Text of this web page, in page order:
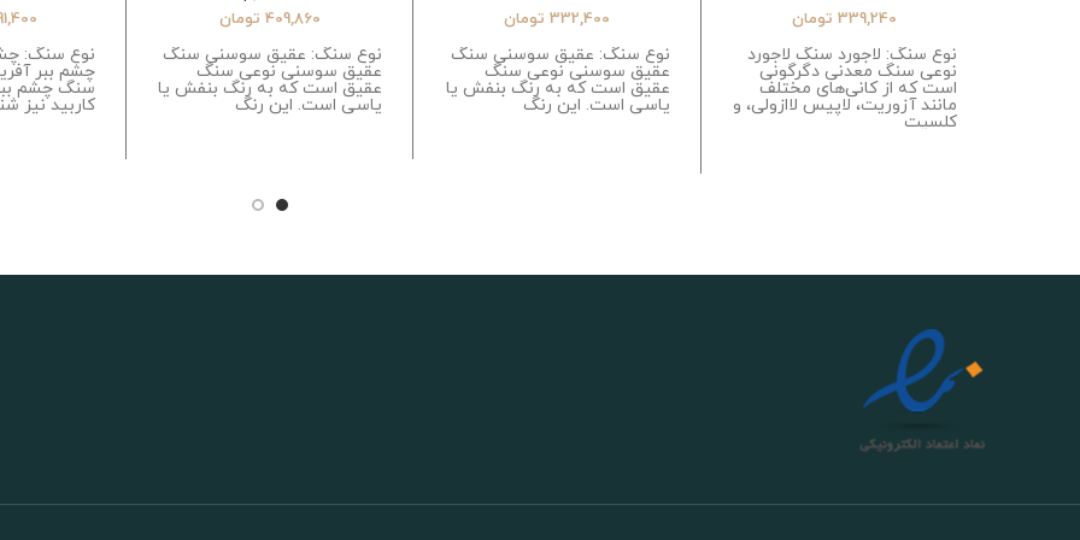
339,240 تومان
نوع سنگ: لاجورد سنگ لاجورد
نوعی سنگ معدنی دگرگونی
است که از کانی‌های مختلف
مانند آزوریت، لاپیس لاازولی، و
کلسیت
332,400 تومان
نوع سنگ: عقیق سوسنی سنگ
عقیق سوسنی نوعی سنگ
عقیق است که به رنگ بنفش یا
یاسی است. این رنگ
409,860 تومان
نوع سنگ: عقیق سوسنی سنگ
عقیق سوسنی نوعی سنگ
عقیق است که به رنگ بنفش یا
یاسی است. این رنگ
نوع سنگ:
چشم ببر
سنگ چشم
کاربید نیز